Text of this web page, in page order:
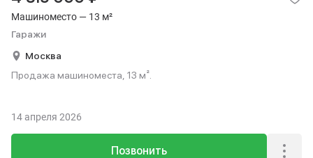
Машиноместо — 13 м²
Гаражи
Москва
Продажа машиноместа, 13 м².
Позвонить
14 апреля 2026